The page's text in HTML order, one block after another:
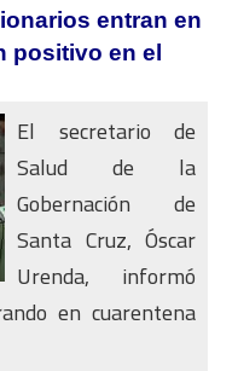
entran en
positivo en el
El secretario de
Salud de la
Gobernación de
Santa Cruz, Óscar
Urenda, informó
en cuarentena